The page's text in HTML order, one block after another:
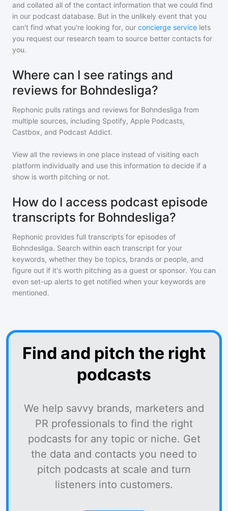
and collated all of the contact information that we could find
in our podcast database. But in the unlikely event that you
can't find what you're looking for, our concierge service lets
you request our research team to source better contacts for
you.
Where can I see ratings and
reviews for Bohndesliga?
Rephonic pulls ratings and reviews for Bohndesliga from
multiple sources, including Spotify, Apple Podcasts,
Castbox, and Podcast Addict.
View all the reviews in one place instead of visiting each
platform individually and use this information to decide if a
show is worth pitching or not.
How do I access podcast episode
transcripts for Bohndesliga?
Rephonic provides full transcripts for episodes of
Bohndesliga. Search within each transcript for your
keywords, whether they be topics, brands or people, and
figure out if it's worth pitching as a guest or sponsor. You can
even set-up alerts to get notified when your keywords are
mentioned.
Find and pitch the right
podcasts
We help savvy brands, marketers and
PR professionals to find the right
podcasts for any topic or niche. Get
the data and contacts you need to
pitch podcasts at scale and turn
listeners into customers.